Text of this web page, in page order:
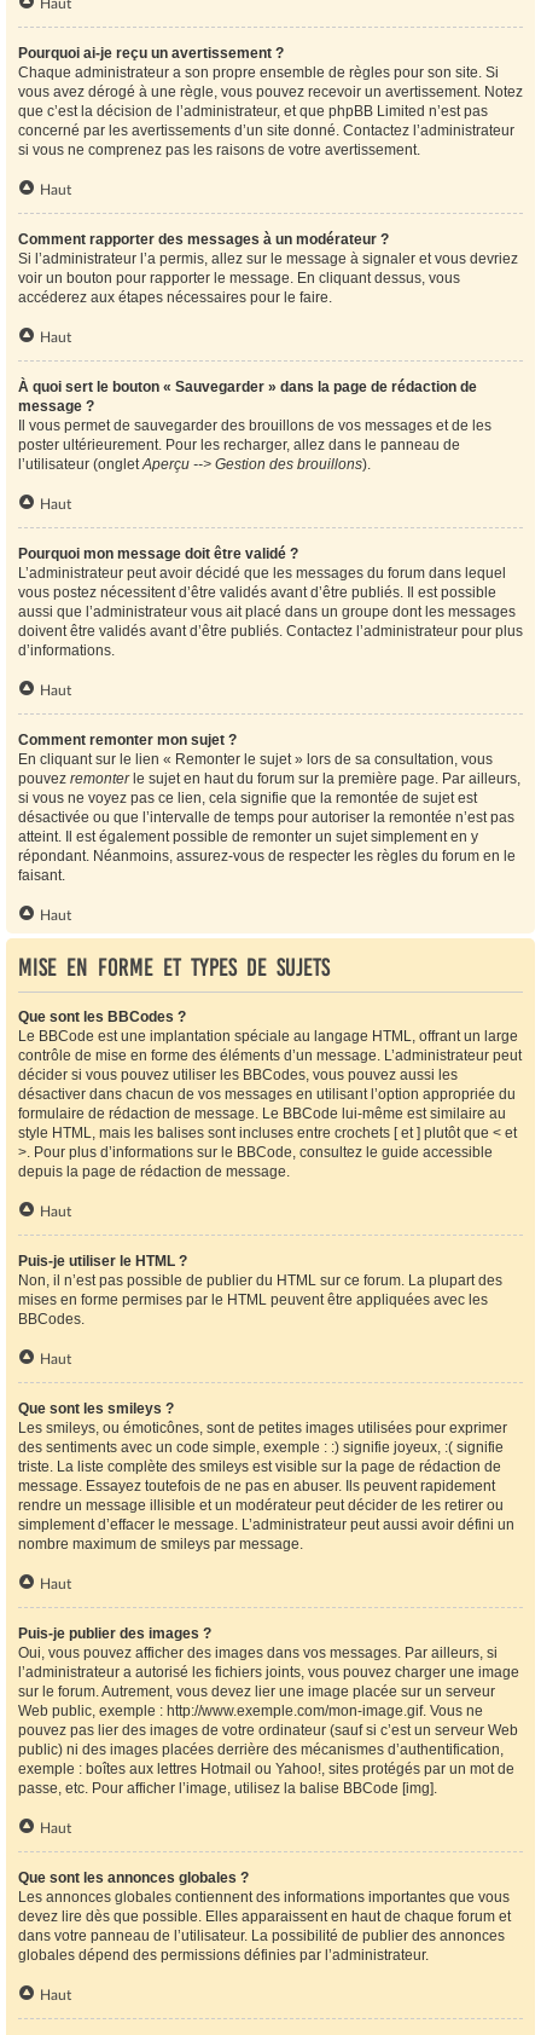
Haut
Pourquoi ai-je reçu un avertissement ?
Chaque administrateur a son propre ensemble de règles pour son site. Si
vous avez dérogé à une règle, vous pouvez recevoir un avertissement. Notez
que c’est la décision de l’administrateur, et que phpBB Limited n’est pas
concerné par les avertissements d’un site donné. Contactez l’administrateur
si vous ne comprenez pas les raisons de votre avertissement.
Haut
Comment rapporter des messages à un modérateur ?
Si l’administrateur l’a permis, allez sur le message à signaler et vous devriez
voir un bouton pour rapporter le message. En cliquant dessus, vous
accéderez aux étapes nécessaires pour le faire.
Haut
À quoi sert le bouton « Sauvegarder » dans la page de rédaction de
message ?
Il vous permet de sauvegarder des brouillons de vos messages et de les
poster ultérieurement. Pour les recharger, allez dans le panneau de
l’utilisateur (ongletAperçu --> Gestion des brouillons).
Haut
Pourquoi mon message doit être validé ?
L’administrateur peut avoir décidé que les messages du forum dans lequel
vous postez nécessitent d’être validés avant d’être publiés. Il est possible
aussi que l’administrateur vous ait placé dans un groupe dont les messages
doivent être validés avant d’être publiés. Contactez l’administrateur pour plus
d’informations.
Haut
Comment remonter mon sujet ?
En cliquant sur le lien « Remonter le sujet » lors de sa consultation, vous
pouvez remonterle sujet en haut du forum sur la première page. Par ailleurs,
si vous ne voyez pas ce lien, cela signifie que la remontée de sujet est
désactivée ou que l’intervalle de temps pour autoriser la remontée n’est pas
atteint. Il est également possible de remonter un sujet simplement en y
répondant. Néanmoins, assurez-vous de respecter les règles du forum en le
faisant.
Haut
Mise en forme et types de sujets
Que sont les BBCodes ?
Le BBCode est une implantation spéciale au langage HTML, offrant un large
contrôle de mise en forme des éléments d’un message. L’administrateur peut
décider si vous pouvez utiliser les BBCodes, vous pouvez aussi les
désactiver dans chacun de vos messages en utilisant l’option appropriée du
formulaire de rédaction de message. Le BBCode lui-même est similaire au
style HTML, mais les balises sont incluses entre crochets [ et ] plutôt que < et
>. Pour plus d’informations sur le BBCode, consultez le guide accessible
depuis la page de rédaction de message.
Haut
Puis-je utiliser le HTML ?
Non, il n’est pas possible de publier du HTML sur ce forum. La plupart des
mises en forme permises par le HTML peuvent être appliquées avec les
BBCodes.
Haut
Que sont les smileys ?
Les smileys, ou émoticônes, sont de petites images utilisées pour exprimer
des sentiments avec un code simple, exemple : :) signifie joyeux, :( signifie
triste. La liste complète des smileys est visible sur la page de rédaction de
message. Essayez toutefois de ne pas en abuser. Ils peuvent rapidement
rendre un message illisible et un modérateur peut décider de les retirer ou
simplement d’effacer le message. L’administrateur peut aussi avoir défini un
nombre maximum de smileys par message.
Haut
Puis-je publier des images ?
Oui, vous pouvez afficher des images dans vos messages. Par ailleurs, si
l’administrateur a autorisé les fichiers joints, vous pouvez charger une image
sur le forum. Autrement, vous devez lier une image placée sur un serveur
Web public, exemple : http://www.exemple.com/mon-image.gif. Vous ne
pouvez pas lier des images de votre ordinateur (sauf si c’est un serveur Web
public) ni des images placées derrière des mécanismes d’authentification,
exemple : boîtes aux lettres Hotmail ou Yahoo!, sites protégés par un mot de
passe, etc. Pour afficher l’image, utilisez la balise BBCode [img].
Haut
Que sont les annonces globales ?
Les annonces globales contiennent des informations importantes que vous
devez lire dès que possible. Elles apparaissent en haut de chaque forum et
dans votre panneau de l’utilisateur. La possibilité de publier des annonces
globales dépend des permissions définies par l’administrateur.
Haut